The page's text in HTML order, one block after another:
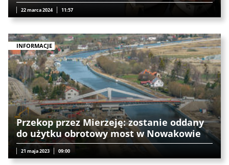
22 marca 2024 11:57
INFORMACJE
Przekop przez Mierzeję: zostanie oddany
do użytku obrotowy most w Nowakowie
21 maja 2023 09:00